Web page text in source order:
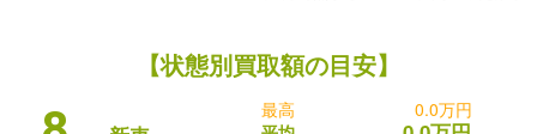
【状態別買取額の目安】
最高
0.0万円